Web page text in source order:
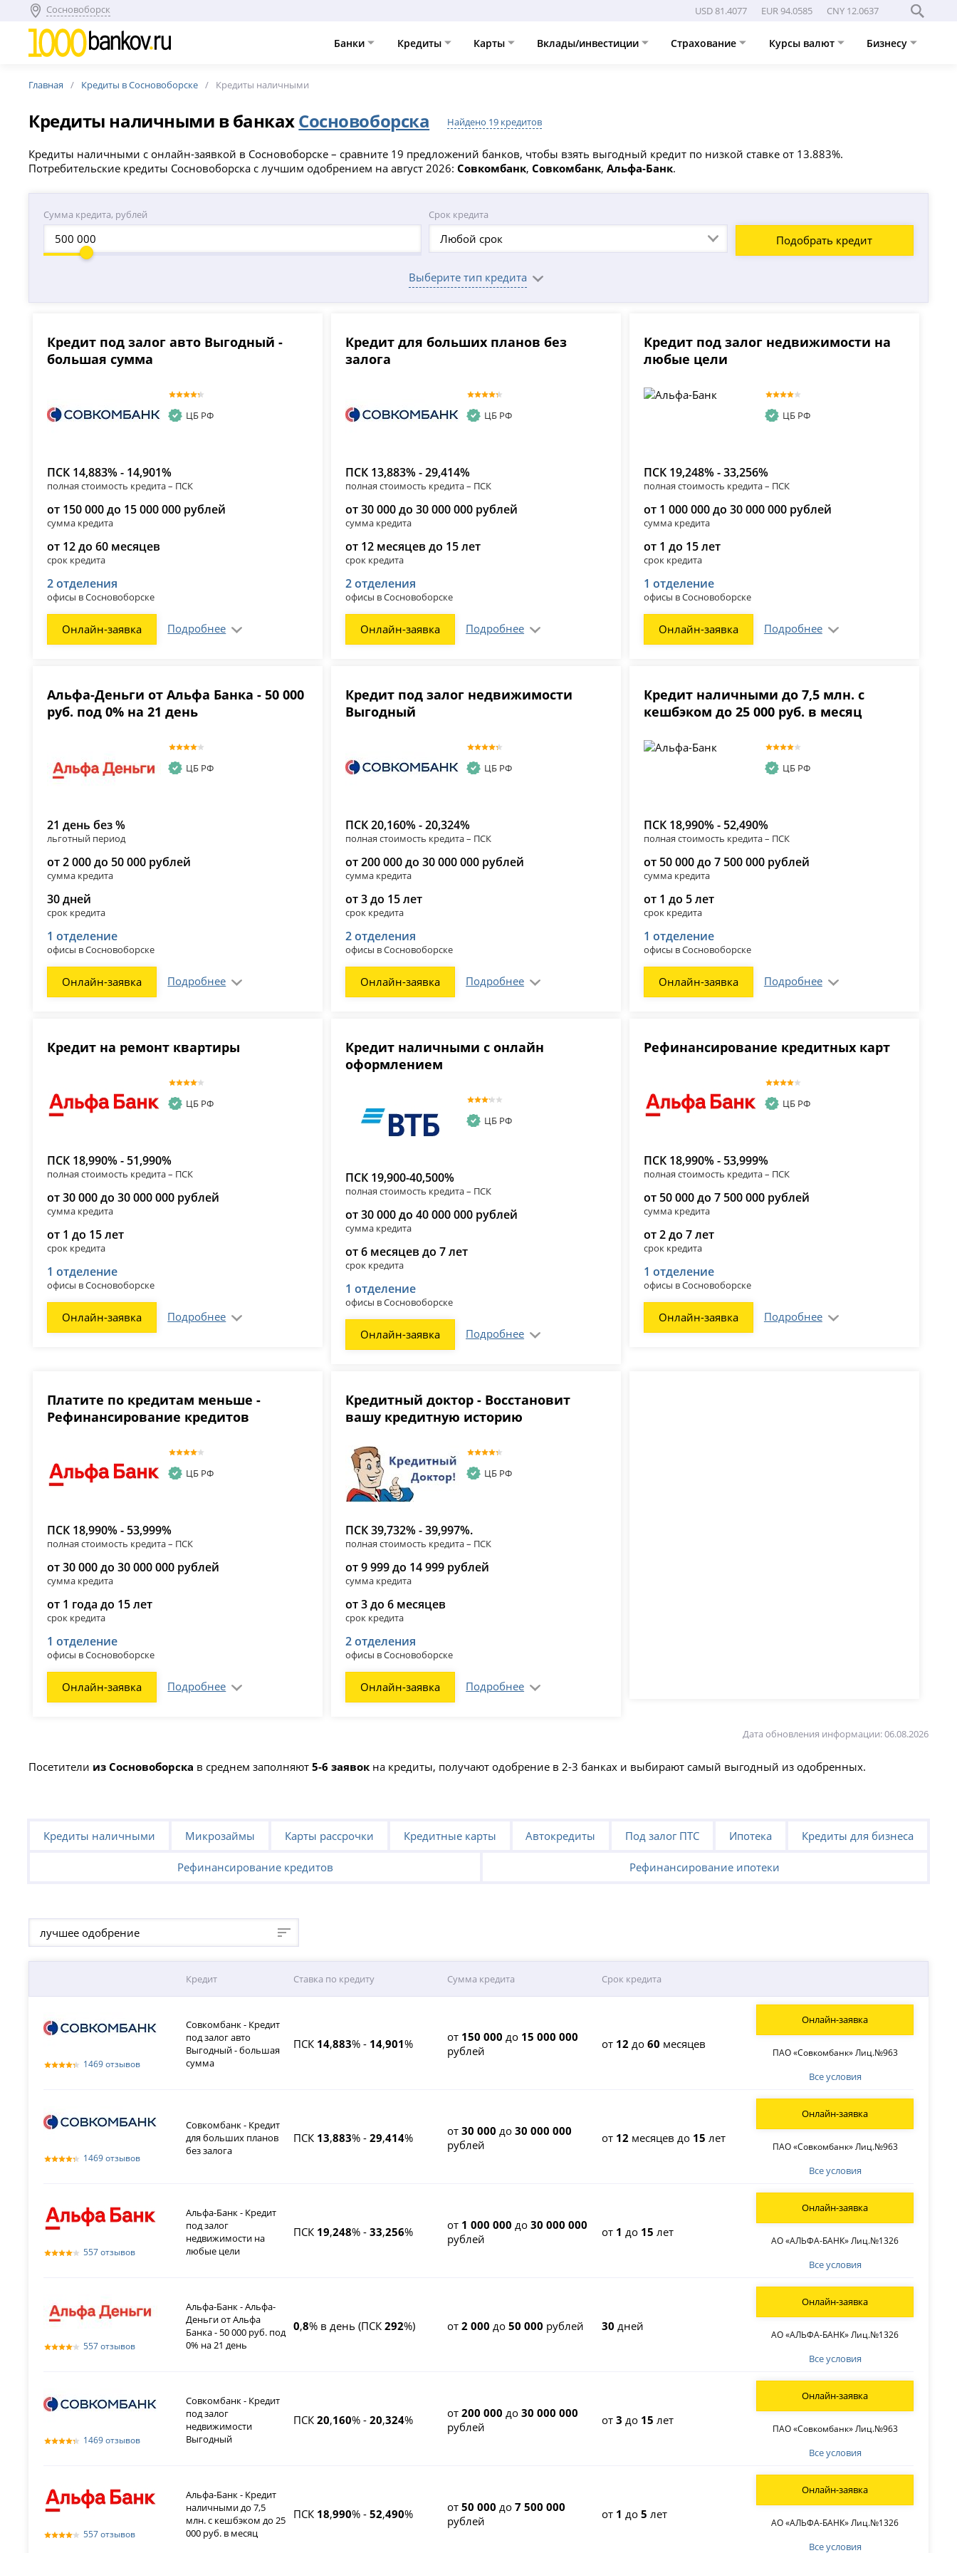
Сосновоборск USD 81.4077 EUR 94.0585 CNY 12.0637
Банки Кредиты Карты Вклады/инвестиции Страхование Курсы валют Бизнесу
Главная Кредиты в Сосновоборске Кредиты наличными
Кредиты наличными в банкахСосновоборска Найдено 19 кредитов
Кредиты наличными с онлайн-заявкой в Сосновоборске – сравните 19 предложений банков, чтобы взять выгодный кредит по низкой ставке от 13.883%.
Потребительские кредиты Сосновоборска с лучшим одобрением на август 2026:Совкомбанк,Совкомбанк,Альфа-Банк.
Сумма кредита, рублей Срок кредита
Любой срок Подобрать кредит
Выберите тип кредита
Кредит под залог авто Выгодный -
большая сумма
ЦБ РФ
ПСК 14,883% - 14,901%
полная стоимость кредита – ПСК
от 150 000 до 15 000 000 рублей
сумма кредита
от 12 до 60 месяцев
срок кредита
2 отделения
офисы в Сосновоборске
Онлайн-заявка Подробнее
Кредит для больших планов без
залога
ЦБ РФ
ПСК 13,883% - 29,414%
полная стоимость кредита – ПСК
от 30 000 до 30 000 000 рублей
сумма кредита
от 12 месяцев до 15 лет
срок кредита
2 отделения
офисы в Сосновоборске
Онлайн-заявка Подробнее
Кредит под залог недвижимости на
любые цели
ЦБ РФ
ПСК 19,248% - 33,256%
полная стоимость кредита – ПСК
от 1 000 000 до 30 000 000 рублей
сумма кредита
от 1 до 15 лет
срок кредита
1 отделение
офисы в Сосновоборске
Онлайн-заявка Подробнее
Альфа-Деньги от Альфа Банка - 50 000
руб. под 0% на 21 день
ЦБ РФ
21 день без %
льготный период
от 2 000 до 50 000 рублей
сумма кредита
30 дней
срок кредита
1 отделение
офисы в Сосновоборске
Онлайн-заявка Подробнее
Кредит под залог недвижимости
Выгодный
ЦБ РФ
ПСК 20,160% - 20,324%
полная стоимость кредита – ПСК
от 200 000 до 30 000 000 рублей
сумма кредита
от 3 до 15 лет
срок кредита
2 отделения
офисы в Сосновоборске
Онлайн-заявка Подробнее
Кредит наличными до 7,5 млн. с
кешбэком до 25 000 руб. в месяц
ЦБ РФ
ПСК 18,990% - 52,490%
полная стоимость кредита – ПСК
от 50 000 до 7 500 000 рублей
сумма кредита
от 1 до 5 лет
срок кредита
1 отделение
офисы в Сосновоборске
Онлайн-заявка Подробнее
Кредит на ремонт квартиры
ЦБ РФ
ПСК 18,990% - 51,990%
полная стоимость кредита – ПСК
от 30 000 до 30 000 000 рублей
сумма кредита
от 1 до 15 лет
срок кредита
1 отделение
офисы в Сосновоборске
Онлайн-заявка Подробнее
Кредит наличными с онлайн
оформлением
ЦБ РФ
ПСК 19,900-40,500%
полная стоимость кредита – ПСК
от 30 000 до 40 000 000 рублей
сумма кредита
от 6 месяцев до 7 лет
срок кредита
1 отделение
офисы в Сосновоборске
Онлайн-заявка Подробнее
Рефинансирование кредитных карт
ЦБ РФ
ПСК 18,990% - 53,999%
полная стоимость кредита – ПСК
от 50 000 до 7 500 000 рублей
сумма кредита
от 2 до 7 лет
срок кредита
1 отделение
офисы в Сосновоборске
Онлайн-заявка Подробнее
Платите по кредитам меньше -
Рефинансирование кредитов
ЦБ РФ
ПСК 18,990% - 53,999%
полная стоимость кредита – ПСК
от 30 000 до 30 000 000 рублей
сумма кредита
от 1 года до 15 лет
срок кредита
1 отделение
офисы в Сосновоборске
Онлайн-заявка Подробнее
Кредитный доктор - Восстановит
вашу кредитную историю
ЦБ РФ
ПСК 39,732% - 39,997%.
полная стоимость кредита – ПСК
от 9 999 до 14 999 рублей
сумма кредита
от 3 до 6 месяцев
срок кредита
2 отделения
офисы в Сосновоборске
Онлайн-заявка Подробнее
Дата обновления информации: 06.08.2026
Посетители из Сосновоборска в среднем заполняют5-6 заявок на кредиты, получают одобрение в 2-3 банках и выбирают самый выгодный из одобренных.
Кредиты наличными Микрозаймы Карты рассрочки Кредитные карты Автокредиты Под залог ПТС Ипотека Кредиты для бизнеса
Рефинансирование кредитов Рефинансирование ипотеки
лучшее одобрение
Кредит Ставка по кредиту Сумма кредита Срок кредита
1469 отзывов
Совкомбанк - Кредит
под залог авто
Выгодный - большая
сумма
ПСК 14,883% - 14,901% от 150 000 до 15 000 000
рублей
от 12 до60 месяцев
Все условия
ПАО «Совкомбанк» Лиц.№963
Онлайн-заявка
1469 отзывов
Совкомбанк - Кредит
для больших планов
без залога
ПСК 13,883% - 29,414% от30 000 до30 000 000
рублей
от 12 месяцев до 15 лет
Все условия
ПАО «Совкомбанк» Лиц.№963
Онлайн-заявка
557 отзывов
Альфа-Банк - Кредит
под залог
недвижимости на
любые цели
ПСК 19,248% - 33,256% от 1 000 000 до30 000 000
рублей
от 1 до 15 лет
Все условия
АО «АЛЬФА-БАНК» Лиц.№1326
Онлайн-заявка
557 отзывов
Альфа-Банк - Альфа-
Деньги от Альфа
Банка - 50 000 руб. под
0% на 21 день
0,8% в день (ПСК 292%) от2 000 до50 000 рублей 30 дней
Все условия
АО «АЛЬФА-БАНК» Лиц.№1326
Онлайн-заявка
1469 отзывов
Совкомбанк - Кредит
под залог
недвижимости
Выгодный
ПСК 20,160% - 20,324% от200 000 до30 000 000
рублей
от3 до 15 лет
Все условия
ПАО «Совкомбанк» Лиц.№963
Онлайн-заявка
557 отзывов
Альфа-Банк - Кредит
наличными до 7,5
млн. с кешбэком до 25
000 руб. в месяц
ПСК 18,990% - 52,490% от50 000 до7 500 000
рублей
от 1 до5 лет
Все условия
АО «АЛЬФА-БАНК» Лиц.№1326
Онлайн-заявка